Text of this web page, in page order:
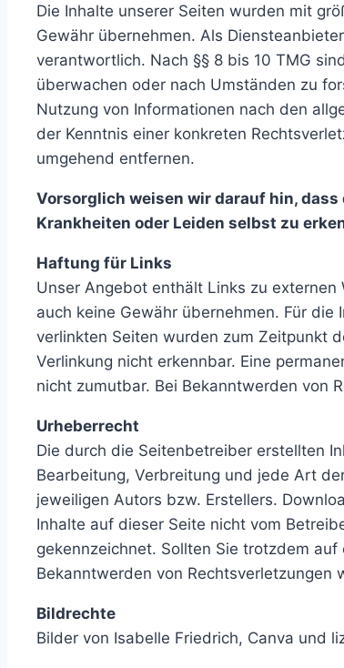
Die Inhalte unserer Seiten wurden mit
Gewähr übernehmen. Als
verantwortlich. Nach §§ 8 bis 10 TMG
überwachen oder nach Umständen zu
Nutzung von Informationen nach den
der Kenntnis einer konkreten
umgehend entfernen.
Vorsorglich weisen wir darauf hin,
Krankheiten oder Leiden selbst zu
Haftung für Links
Unser Angebot enthält Links zu
auch keine Gewähr übernehmen. Für
verlinkten Seiten wurden zum Zeitpunkt
Verlinkung nicht erkennbar. Eine
nicht zumutbar. Bei Bekanntwerden von
Urheberrecht
Die durch die Seitenbetreiber erstellten
Bearbeitung, Verbreitung und jede Art
jeweiligen Autors bzw. Erstellers.
Inhalte auf dieser Seite nicht vom
gekennzeichnet. Sollten Sie trotzdem
Bekanntwerden von
Bildrechte
Bilder von Isabelle Friedrich, Canva und